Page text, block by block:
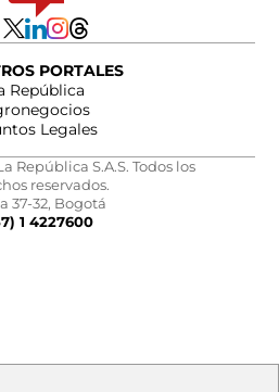
PORTALES
República
Legales
República S.A.S. Todos los
reservados.
37-32, Bogotá
1 4227600